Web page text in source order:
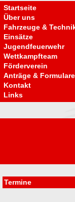
überspringen
Startseite
Über uns
Fahrzeuge &
Einsätze
Jugendfeuerwehr
Wettkampfteam
Förderverein
Anträge & Formulare
Kontakt
Links
Termine